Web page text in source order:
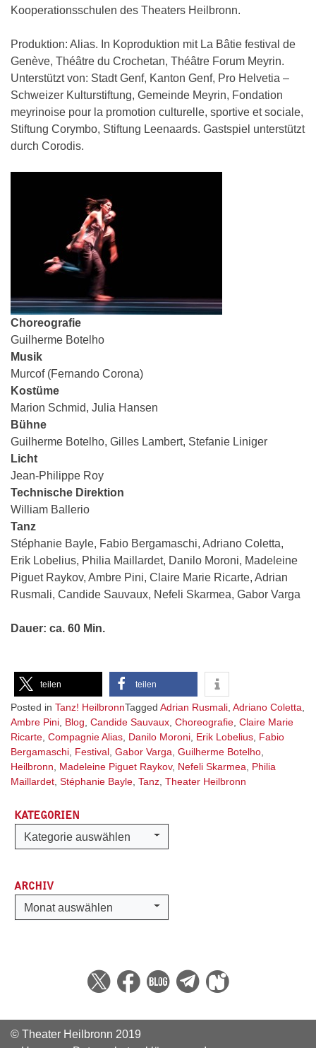
Kooperationsschulen des Theaters Heilbronn.
Produktion: Alias. In Koproduktion mit La Bâtie festival de
Genève, Théâtre du Crochetan, Théâtre Forum Meyrin.
Unterstützt von: Stadt Genf, Kanton Genf, Pro Helvetia –
Schweizer Kulturstiftung, Gemeinde Meyrin, Fondation
meyrinoise pour la promotion culturelle, sportive et sociale,
Stiftung Corymbo, Stiftung Leenaards. Gastspiel unterstützt
durch Corodis.
Choreografie
Guilherme Botelho
Musik
Murcof (Fernando Corona)
Kostüme
Marion Schmid, Julia Hansen
Bühne
Guilherme Botelho, Gilles Lambert, Stefanie Liniger
Licht
Jean-Philippe Roy
Technische Direktion
William Ballerio
Tanz
Stéphanie Bayle, Fabio Bergamaschi, Adriano Coletta,
Erik Lobelius, Philia Maillardet, Danilo Moroni, Madeleine
Piguet Raykov, Ambre Pini, Claire Marie Ricarte, Adrian
Rusmali, Candide Sauvaux, Nefeli Skarmea, Gabor Varga
Dauer: ca. 60 Min.
teilen teilen
Posted in Tanz! HeilbronnTagged Adrian Rusmali Adriano Coletta
Ambre Pini Blog Candide Sauvaux Choreografie Claire Marie
Ricarte Compagnie Alias Danilo Moroni Erik Lobelius Fabio
Bergamaschi Festival Gabor Varga Guilherme Botelho
Heilbronn
Madeleine Piguet Raykov, Nefeli Skarmea
Philia
Maillardet Stéphanie Bayle Tanz Theater Heilbronn
KATEGORIEN
Kategorien
Kategorie auswählen
ARCHIV
Archiv
Monat auswählen
© Theater Heilbronn 2019